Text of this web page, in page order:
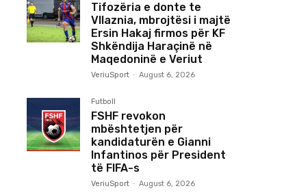
Tifozëria e donte te
Vllaznia, mbrojtësi i majtë
Ersin Hakaj firmos për KF
Shkëndija Haraçinë në
Maqedoninë e Veriut
VeriuSport - August 6, 2026
Futboll
FSHF revokon
mbështetjen për
kandidaturën e Gianni
Infantinos për President
të FIFA-s
VeriuSport - August 6, 2026